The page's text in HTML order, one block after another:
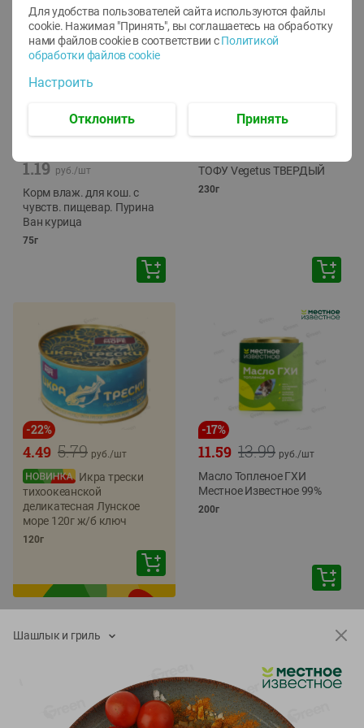
1.19 руб./шт
Корм влаж. для кош. с
чувств. пищевар. Пурина
Ван курица
75г
ТОФУ Vegetus ТВЕРДЫЙ
230г
-22%
5.79
4.49 руб./шт
Икра трески
тихоокеанской
деликатесная Лунское
море 120г ж/б ключ
120г
-17%
13.99
11.59 руб./шт
Масло Топленое ГХИ
Местное Известное 99%
200г
Шашлык и гриль
Для удобства пользователей сайта используются файлы
cookie. Нажимая "Принять", вы соглашаетесь на обработку
нами файлов cookie в соответствии с Политикой
обработки файлов cookie
Настроить
Отклонить Принять